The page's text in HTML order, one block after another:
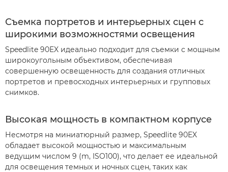
Съемка портретов и интерьерных сцен с
широкими возможностями освещения
Speedlite 90EX идеально подходит для съемки с мощным
широкоугольным объективом, обеспечивая
совершенную освещенность для создания отличных
портретов и превосходных интерьерных и групповых
снимков.
Высокая мощность в компактном корпусе
Несмотря на миниатюрный размер, Speedlite 90EX
обладает высокой мощностью и максимальным
ведущим числом 9 (m, ISO100), что делает ее идеальной
для освещения темных и ночных сцен, таких как